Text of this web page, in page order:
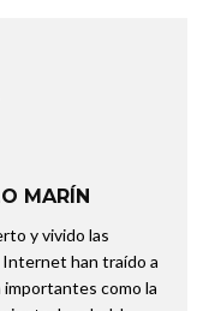
MARÍN
y vivido las
han traído a
como la